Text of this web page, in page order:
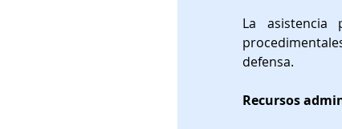
La asistencia
defensa.
Recursos